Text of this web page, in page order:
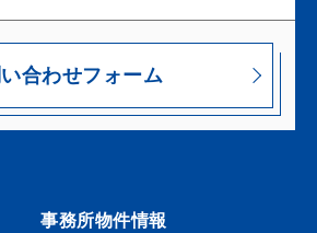
い合わせフォーム
事務所物件情報